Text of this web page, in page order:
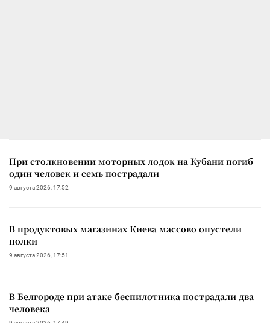
При столкновении моторных лодок на Кубани погиб
один человек и семь пострадали
9 августа 2026, 17:52
В продуктовых магазинах Киева массово опустели
полки
9 августа 2026, 17:51
В Белгороде при атаке беспилотника пострадали два
человека